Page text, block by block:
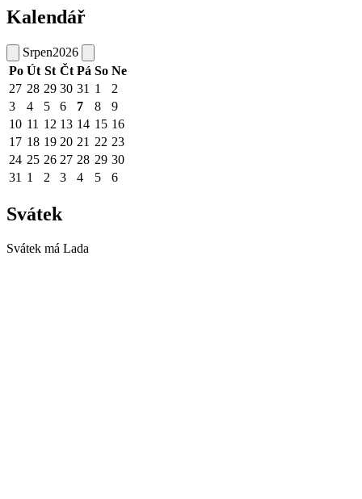
Kalendář
Srpen2026
Po Út St Čt Pá So Ne
27 28 29 30 31 1
2
3
4 5 6 7 8
9
10 11 12 13 14 15 16
17 18 19 20 21 22 23
24 25 26 27 28 29 30
31 1 2 3 4 5 6
Svátek
Svátek má Lada